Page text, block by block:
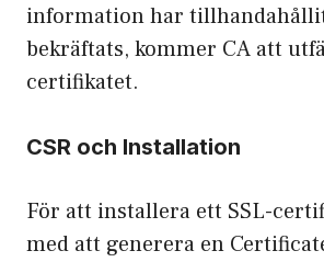
information har
bekräftats, kommer CA att
certifikatet.
CSR och Installation
För att installera ett SSL-
med att generera en